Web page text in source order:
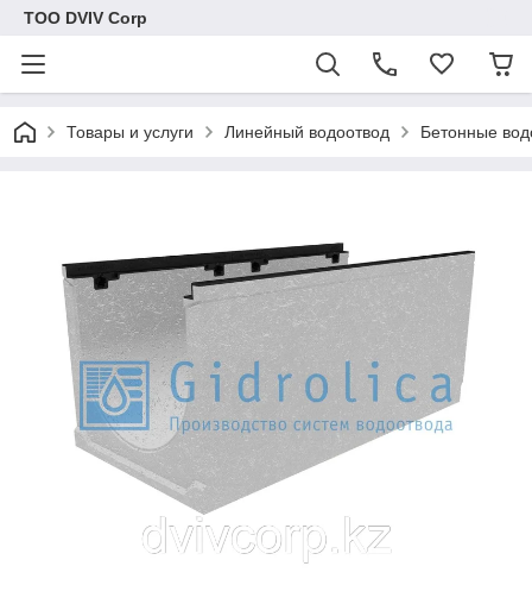
ТОО DVIV Corp
Товары и услуги Линейный водоотвод Бетонные